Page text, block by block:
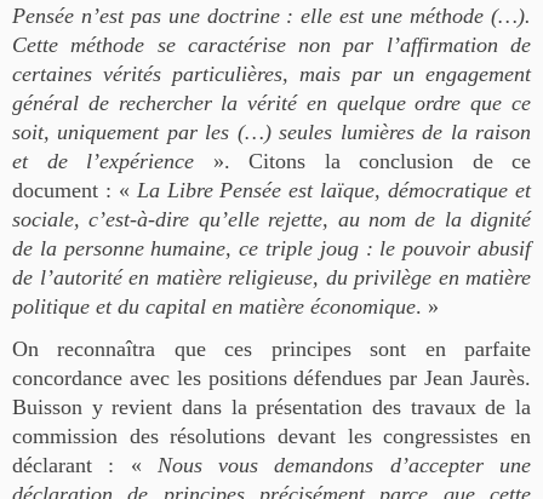
Pensée n’est pas une doctrine : elle est une méthode (…).
Cette méthode se caractérise non par l’affirmation de
certaines vérités particulières, mais par un engagement
général de rechercher la vérité en quelque ordre que ce
soit, uniquement par les (…) seules lumières de la raison
et de l’expérience ». Citons la conclusion de ce
document : « La Libre Pensée est laïque, démocratique et
sociale, c’est-à-dire qu’elle rejette, au nom de la dignité
de la personne humaine, ce triple joug : le pouvoir abusif
de l’autorité en matière religieuse, du privilège en matière
politique et du capital en matière économique. »
On reconnaîtra que ces principes sont en parfaite
concordance avec les positions défendues par Jean Jaurès.
Buisson y revient dans la présentation des travaux de la
commission des résolutions devant les congressistes en
déclarant : « Nous vous demandons d’accepter une
déclaration de principes précisément parce que cette